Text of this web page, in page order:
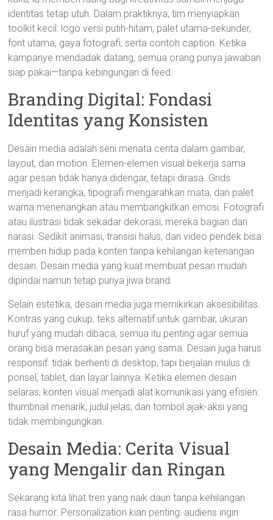
identitas tetap utuh. Dalam praktiknya, tim menyiapkan
toolkit kecil: logo versi putih-hitam, palet utama-sekunder,
font utama, gaya fotografi, serta contoh caption. Ketika
kampanye mendadak datang, semua orang punya jawaban
siap pakai—tanpa kebingungan di feed.
Branding Digital: Fondasi
Identitas yang Konsisten
Desain media adalah seni menata cerita dalam gambar,
layout, dan motion. Elemen-elemen visual bekerja sama
agar pesan tidak hanya didengar, tetapi dirasa. Grids
menjadi kerangka, tipografi mengarahkan mata, dan palet
warna menenangkan atau membangkitkan emosi. Fotografi
atau ilustrasi tidak sekadar dekorasi; mereka bagian dari
narasi. Sedikit animasi, transisi halus, dan video pendek bisa
memberi hidup pada konten tanpa kehilangan ketenangan
desain. Desain media yang kuat membuat pesan mudah
dipindai namun tetap punya jiwa brand.
Selain estetika, desain media juga memikirkan aksesibilitas.
Kontras yang cukup, teks alternatif untuk gambar, ukuran
huruf yang mudah dibaca, semua itu penting agar semua
orang bisa merasakan pesan yang sama. Desain juga harus
responsif: tidak berhenti di desktop, tapi berjalan mulus di
ponsel, tablet, dan layar lainnya. Ketika elemen desain
selaras, konten visual menjadi alat komunikasi yang efisien:
thumbnail menarik, judul jelas, dan tombol ajak-aksi yang
tidak membingungkan.
Desain Media: Cerita Visual
yang Mengalir dan Ringan
Sekarang kita lihat tren yang naik daun tanpa kehilangan
rasa humor. Personalization kian penting: audiens ingin